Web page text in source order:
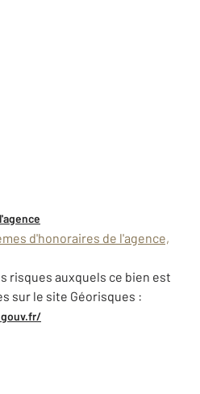
d'honoraires de l'agence,
risques auxquels ce bien est
sur le site Géorisques :